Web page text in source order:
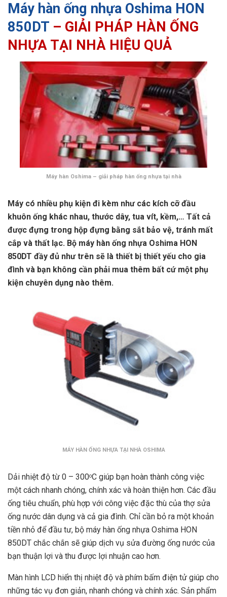
Máy hàn ống nhựa Oshima HON
850DT – GIẢI PHÁP HÀN ỐNG
NHỰA TẠI NHÀ HIỆU QUẢ
Máy hàn Oshima – giải pháp hàn ống nhựa tại nhà
Máy có nhiều phụ kiện đi kèm như các kích cỡ đầu
khuôn ống khác nhau, thước dây, tua vít, kềm,… Tất cả
được đựng trong hộp đựng bằng sắt bảo vệ, tránh mất
cắp và thất lạc. Bộ máy hàn ống nhựa Oshima HON
850DT đầy đủ như trên sẽ là thiết bị thiết yếu cho gia
đình và bạn không cần phải mua thêm bất cứ một phụ
kiện chuyên dụng nào thêm.
MÁY HÀN ỐNG NHỰA TẠI NHÀ OSHIMA
Dải nhiệt độ từ 0 – 300oC giúp bạn hoàn thành công việc
một cách nhanh chóng, chính xác và hoàn thiện hơn. Các đầu
ống tiêu chuẩn, phù hợp với công việc đặc thù của thợ sửa
ống nước dân dụng và cả gia đình. Chỉ cần bỏ ra một khoản
tiền nhỏ để đầu tư, bộ máy hàn ống nhựa Oshima HON
850DT chắc chắn sẽ giúp dịch vụ sửa đường ống nước của
bạn thuận lợi và thu được lợi nhuận cao hơn.
Màn hình LCD hiển thị nhiệt độ và phím bấm điện tử giúp cho
những tác vụ đơn giản, nhanh chóng và chính xác. Sản phẩm